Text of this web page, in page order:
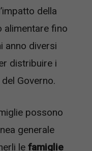
della
alimentare fino
anno diversi
distribuire i
Governo.
possono
generale
le famiglie